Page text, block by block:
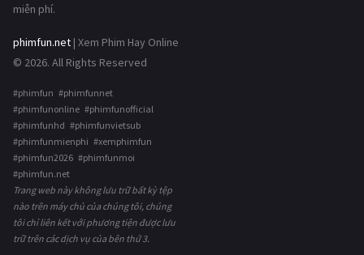
miễn phí.
phimfun.net | Xem Phim Hay Online
© 2026. All Rights Reserved
#phimfun #phimfunnet
#phimfunonline #phimfunofficial
#phimfunhd #phimfunvietsub
#phimfunmienphi #xemphimfun
#phimfun2026 #phimfunmoi
#phimfun.net
Trang web này không lưu trữ bất kỳ tệp
nào trên máy chủ của chúng tôi, chúng
tôi chỉ liên kết với phương tiện được lưu
trữ trên các dịch vụ của bên thứ 3.